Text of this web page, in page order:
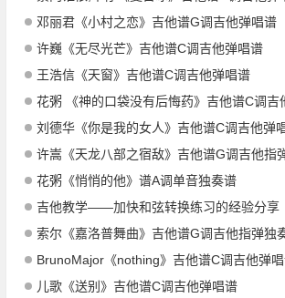
邓丽君《小村之恋》吉他谱G调吉他弹唱谱
许巍《无尽光芒》吉他谱C调吉他弹唱谱
王浩信《天窗》吉他谱C调吉他弹唱谱
花粥 《神的口袋没有后悔药》吉他谱C调吉
刘德华《你是我的女人》吉他谱C调吉他弹
许嵩《天龙八部之宿敌》吉他谱G调吉他指
花粥《悄悄的他》谱A调单音独奏谱
吉他教学——加快和弦转换练习的经验分享
索尔《嘉洛普舞曲》吉他谱G调吉他指弹独
BrunoMajor《nothing》吉他谱C调吉他弹
儿歌《送别》吉他谱C调吉他弹唱谱